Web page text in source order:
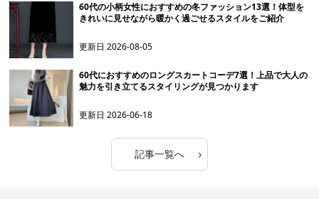
60代の小柄女性におすすめの冬ファッション13選！体型を
きれいに見せながら暖かく過ごせるスタイルをご紹介
更新日2026-08-05
60代におすすめのロングスカートコーデ7選！上品で大人の
魅力を引き立てるスタイリングが見つかります
更新日2026-06-18
記事一覧へ ›